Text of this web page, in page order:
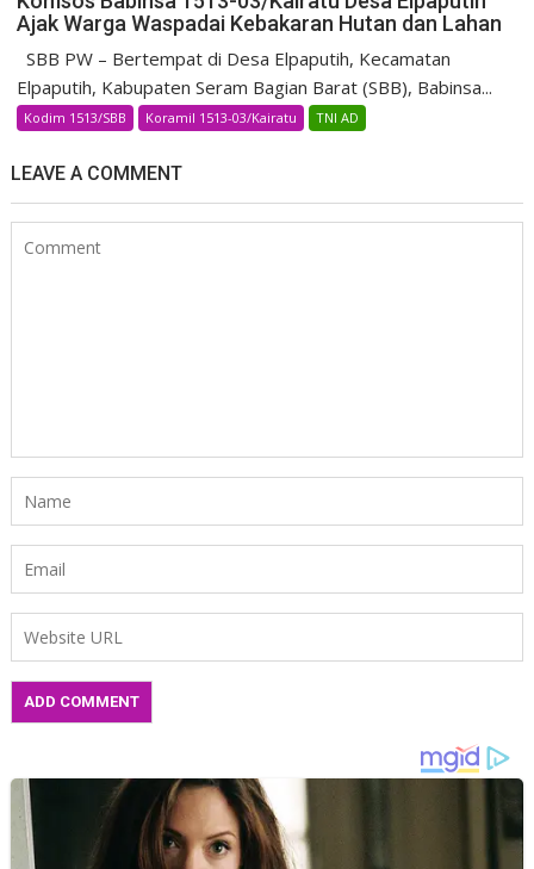
Ajak Warga Waspadai Kebakaran Hutan dan Lahan
SBB PW – Bertempat di Desa Elpaputih, Kecamatan
Elpaputih, Kabupaten Seram Bagian Barat (SBB), Babinsa...
Kodim 1513/SBB Koramil 1513-03/Kairatu TNI AD
LEAVE A COMMENT